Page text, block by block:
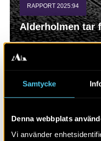
Samtycke
Denna webbplats
Vi använder
RAPPORT 2025:94
Alderholmen tar